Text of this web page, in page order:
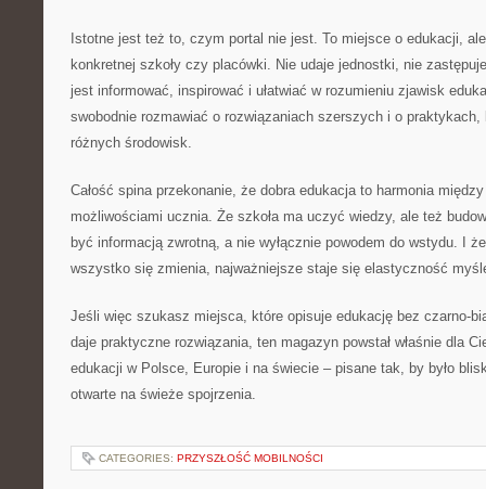
Istotne jest też to, czym portal nie jest. To miejsce o edukacji,
konkretnej szkoły czy placówki. Nie udaje jednostki, nie
jest informować, inspirować i ułatwiać w rozumieniu zjawisk
swobodnie rozmawiać o rozwiązaniach szerszych i o
różnych środowisk.
Całość spina przekonanie, że dobra edukacja to harmonia
możliwościami ucznia. Że szkoła ma uczyć wiedzy, ale też
być informacją zwrotną, a nie wyłącznie powodem do wstydu. I
wszystko się zmienia, najważniejsze staje się elastyczność
Jeśli więc szukasz miejsca, które opisuje edukację bez czarno-
daje praktyczne rozwiązania, ten magazyn powstał właśnie dla
edukacji w Polsce, Europie i na świecie – pisane tak, by było
otwarte na świeże spojrzenia.
CATEGORIES: PRZYSZŁOŚĆ MOBILNOŚCI